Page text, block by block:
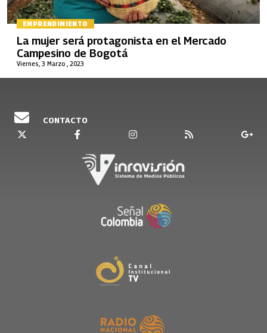
EMPRENDIMIENTO
Viernes, 3 Marzo , 2023
La mujer será protagonista en el Mercado
Campesino de Bogotá
CONTACTO